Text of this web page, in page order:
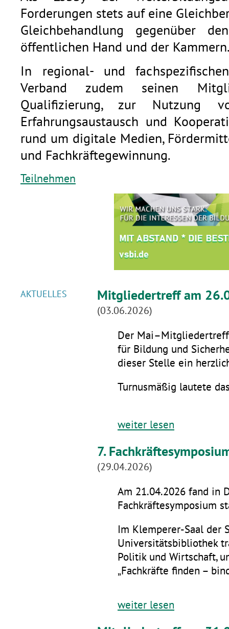
Forderungen stets auf eine
Gleichbehandlung gegenüber
öffentlichen Hand und der
In regional- und
Verband zudem seinen
Qualifizierung, zur Nutzung
Erfahrungsaustausch und
rund um digitale Medien,
und Fachkräftegewinnung.
Teilnehmen
AKTUELLES Mitgliedertreff am
(03.06.2026)
Der
für Bildung und
dieser Stelle ein
Turnusmäßig lautete
weiter lesen
7.
(29.04.2026)
Am 21.04.2026 fand in
Fachkräftesymposium
Im Klemperer-Saal der
Universitätsbibliothek
Politik und Wirtschaft,
„Fachkräfte finden –
weiter lesen